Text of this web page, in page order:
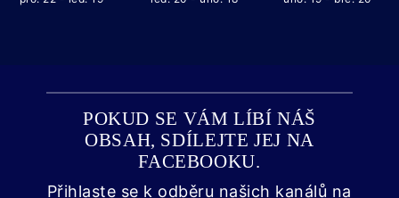
POKUD SE VÁM LÍBÍ NÁŠ
OBSAH, SDÍLEJTE JEJ NA
FACEBOOKU.
Přihlaste se k odběru našich kanálů na